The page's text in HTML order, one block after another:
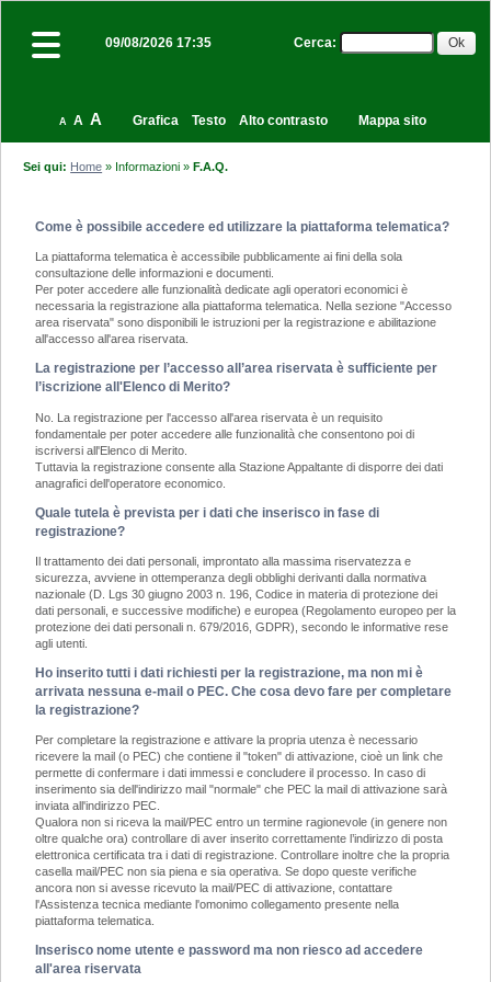
09/08/2026 17:35 Cerca:
A A A Grafica Testo Alto contrasto Mappa sito
Sei qui: Home » Informazioni »F.A.Q.
Come è possibile accedere ed utilizzare la piattaforma telematica?
La piattaforma telematica è accessibile pubblicamente ai fini della sola
consultazione delle informazioni e documenti.
Per poter accedere alle funzionalità dedicate agli operatori economici è
necessaria la registrazione alla piattaforma telematica. Nella sezione "Accesso
area riservata" sono disponibili le istruzioni per la registrazione e abilitazione
all'accesso all'area riservata.
La registrazione per l’accesso all’area riservata è sufficiente per
l’iscrizione all'Elenco di Merito?
No. La registrazione per l'accesso all'area riservata è un requisito
fondamentale per poter accedere alle funzionalità che consentono poi di
iscriversi all'Elenco di Merito.
Tuttavia la registrazione consente alla Stazione Appaltante di disporre dei dati
anagrafici dell'operatore economico.
Quale tutela è prevista per i dati che inserisco in fase di
registrazione?
Il trattamento dei dati personali, improntato alla massima riservatezza e
sicurezza, avviene in ottemperanza degli obblighi derivanti dalla normativa
nazionale (D. Lgs 30 giugno 2003 n. 196, Codice in materia di protezione dei
dati personali, e successive modifiche) e europea (Regolamento europeo per la
protezione dei dati personali n. 679/2016, GDPR), secondo le informative rese
agli utenti.
Ho inserito tutti i dati richiesti per la registrazione, ma non mi è
arrivata nessuna e-mail o PEC. Che cosa devo fare per completare
la registrazione?
Per completare la registrazione e attivare la propria utenza è necessario
ricevere la mail (o PEC) che contiene il "token" di attivazione, cioè un link che
permette di confermare i dati immessi e concludere il processo. In caso di
inserimento sia dell'indirizzo mail "normale" che PEC la mail di attivazione sarà
inviata all'indirizzo PEC.
Qualora non si riceva la mail/PEC entro un termine ragionevole (in genere non
oltre qualche ora) controllare di aver inserito correttamente l’indirizzo di posta
elettronica certificata tra i dati di registrazione. Controllare inoltre che la propria
casella mail/PEC non sia piena e sia operativa. Se dopo queste verifiche
ancora non si avesse ricevuto la mail/PEC di attivazione, contattare
l'Assistenza tecnica mediante l'omonimo collegamento presente nella
piattaforma telematica.
Inserisco nome utente e password ma non riesco ad accedere
all'area riservata